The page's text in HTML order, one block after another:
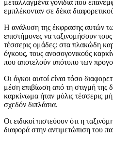
μεταλλαγμένα γονίδια που
εμπλέκονταν σε δέκα
Η ανάλυση της έκφρασης αυτών
επιστήμονες να ταξινομήσουν
τέσσερις ομάδες: στα πλακώδη
όγκους, τους ανοσογονικούς
που αποτελούν υπότυπο των
Οι όγκοι αυτοί είναι τόσο
μέση επιβίωση από τη στιγμή της
καρκίνωμα ήταν μόλις τέσσερις
σχεδόν διπλάσια.
Οι ειδικοί πιστεύουν ότι η
διαφορά στην αντιμετώπιση του